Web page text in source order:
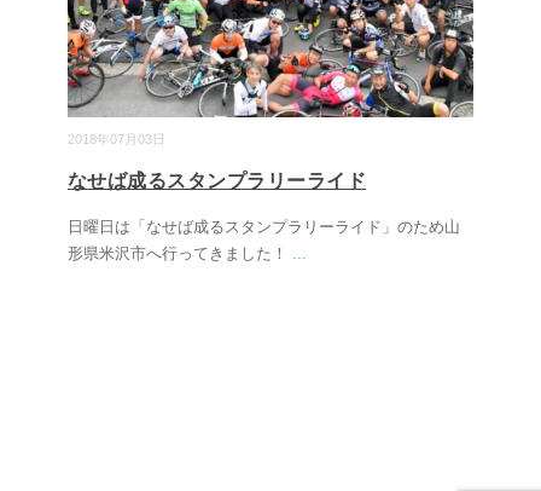
2018年07月03日
なせば成るスタンプラリーライド
日曜日は「なせば成るスタンプラリーライド」のため山
形県米沢市へ行ってきました！ ...